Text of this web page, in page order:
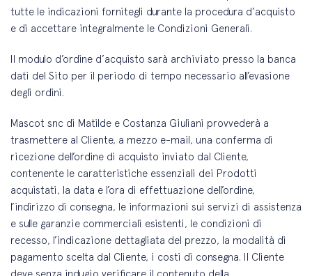
tutte le indicazioni fornitegli durante la procedura d’acquisto
e di accettare integralmente le Condizioni Generali.
Il modulo d’ordine d’acquisto sarà archiviato presso la banca
dati del Sito per il periodo di tempo necessario all’evasione
degli ordini.
Mascot snc di Matilde e Costanza Giuliani provvederà a
trasmettere al Cliente, a mezzo e-mail, una conferma di
ricezione dell’ordine di acquisto inviato dal Cliente,
contenente le caratteristiche essenziali dei Prodotti
acquistati, la data e l’ora di effettuazione dell’ordine,
l’indirizzo di consegna, le informazioni sui servizi di assistenza
e sulle garanzie commerciali esistenti, le condizioni di
recesso, l’indicazione dettagliata del prezzo, la modalità di
pagamento scelta dal Cliente, i costi di consegna. Il Cliente
deve senza indugio verificare il contenuto della